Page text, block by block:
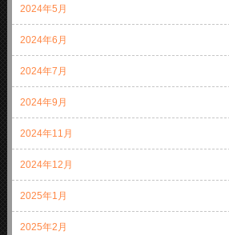
2024年5月
2024年6月
2024年7月
2024年9月
2024年11月
2024年12月
2025年1月
2025年2月